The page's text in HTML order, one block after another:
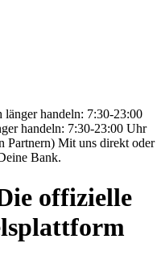
länger handeln: 7:30-23:00
handeln: 7:30-23:00 Uhr
Partnern) Mit uns direkt oder
Bank.
offizielle